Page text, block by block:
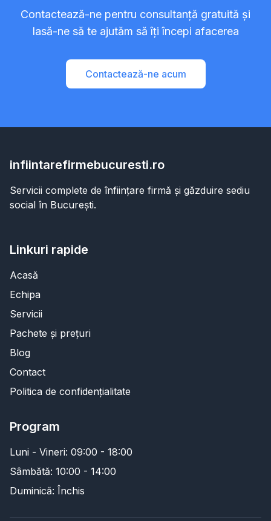
Contactează-ne pentru consultanță gratuită și
lasă-ne să te ajutăm să îți începi afacerea
Contactează-ne acum
infiintarefirmebucuresti.ro
Servicii complete de înființare firmă și găzduire sediu
social în București.
Linkuri rapide
Acasă
Echipa
Servicii
Pachete și prețuri
Blog
Contact
Politica de confidențialitate
Program
Luni - Vineri: 09:00 - 18:00
Sâmbătă: 10:00 - 14:00
Duminică: Închis